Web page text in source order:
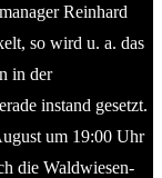
Reinhard
so wird u. a. das
in der
instand gesetzt.
um 19:00 Uhr
die Waldwiesen-